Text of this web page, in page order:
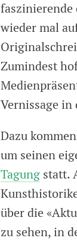
wieder mal
Zumindest
Vernissage in
Dazu
um seinen
Tagung statt.
über die
zu sehen, in